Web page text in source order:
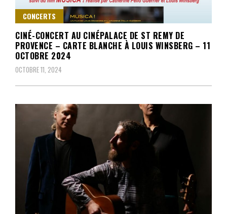
CONCERTS
CINÉ-CONCERT AU CINÉPALACE DE ST REMY DE
PROVENCE – CARTE BLANCHE À LOUIS WINSBERG – 11
OCTOBRE 2024
OCTOBRE 11, 2024